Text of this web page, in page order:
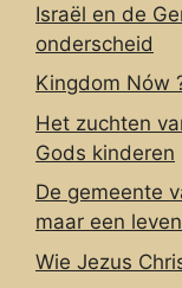
Israël en de
onderscheid
Kingdom Nów
Het zuchten
Gods kinderen
De gemeente
maar een
Wie Jezus